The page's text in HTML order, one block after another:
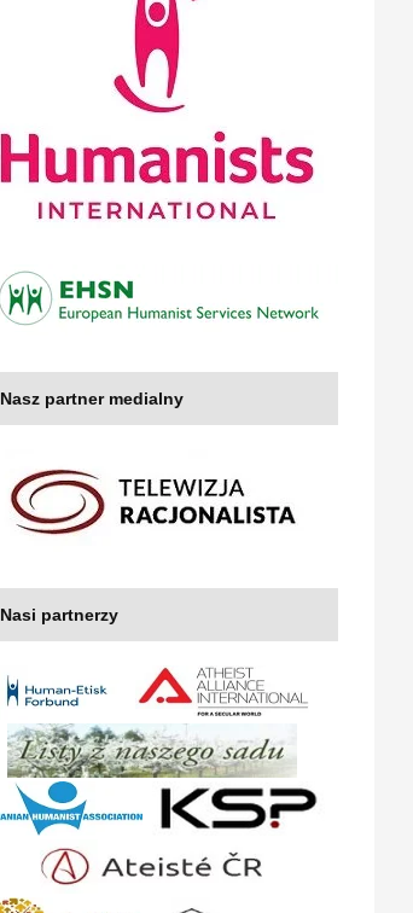
Nasz partner medialny
Nasi partnerzy